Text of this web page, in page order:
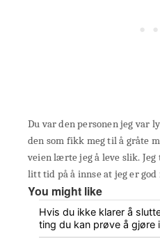
Du var den personen jeg var
den som fikk meg til å gråte
veien lærte jeg å leve slik.
litt tid på å innse at jeg er god
You might like
Hvis du ikke klarer å
ting du kan prøve å gjøre